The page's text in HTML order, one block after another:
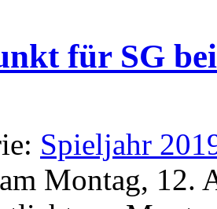
für SG
Spieljahr
Montag, 12.